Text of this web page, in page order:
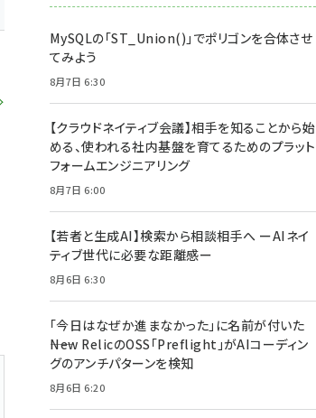
MySQLの「ST_Union()」でポリゴンを合体させ
てみよう
8月7日 6:30
【クラウドネイティブ会議】相手を知ることから始
める、使われる社内基盤を育てるためのプラット
フォームエンジニアリング
8月7日 6:00
【若者と生成AI】検索から相談相手へ ーAIネイ
ティブ世代に必要な距離感ー
8月6日 6:30
「今日はなぜか進まなかった」に名前が付いた
――New RelicのOSS「Preflight」がAIコーディン
グのアンチパターンを検知
8月6日 6:20